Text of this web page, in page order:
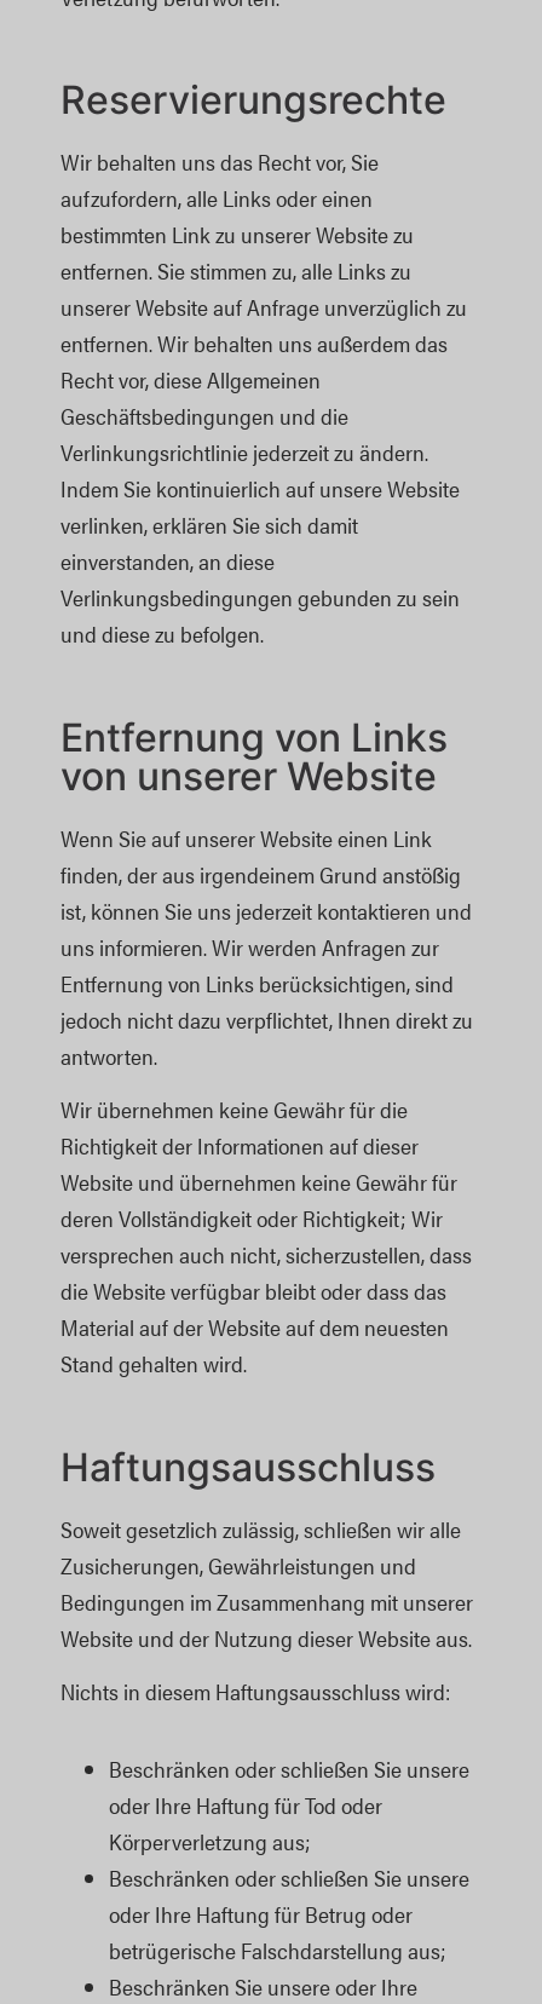
Reservierungsrechte
Wir behalten uns das Recht vor, Sie
aufzufordern, alle Links oder einen
bestimmten Link zu unserer Website zu
entfernen. Sie stimmen zu, alle Links zu
unserer Website auf Anfrage unverzüglich zu
entfernen. Wir behalten uns außerdem das
Recht vor, diese Allgemeinen
Geschäftsbedingungen und die
Verlinkungsrichtlinie jederzeit zu ändern.
Indem Sie kontinuierlich auf unsere Website
verlinken, erklären Sie sich damit
einverstanden, an diese
Verlinkungsbedingungen gebunden zu sein
und diese zu befolgen.
Entfernung von Links
von unserer Website
Wenn Sie auf unserer Website einen Link
finden, der aus irgendeinem Grund anstößig
ist, können Sie uns jederzeit kontaktieren und
uns informieren. Wir werden Anfragen zur
Entfernung von Links berücksichtigen, sind
jedoch nicht dazu verpflichtet, Ihnen direkt zu
antworten.
Wir übernehmen keine Gewähr für die
Richtigkeit der Informationen auf dieser
Website und übernehmen keine Gewähr für
deren Vollständigkeit oder Richtigkeit; Wir
versprechen auch nicht, sicherzustellen, dass
die Website verfügbar bleibt oder dass das
Material auf der Website auf dem neuesten
Stand gehalten wird.
Haftungsausschluss
Soweit gesetzlich zulässig, schließen wir alle
Zusicherungen, Gewährleistungen und
Bedingungen im Zusammenhang mit unserer
Website und der Nutzung dieser Website aus.
Nichts in diesem Haftungsausschluss wird:
Beschränken oder schließen Sie unsere
oder Ihre Haftung für Tod oder
Körperverletzung aus;
Beschränken oder schließen Sie unsere
oder Ihre Haftung für Betrug oder
betrügerische Falschdarstellung aus;
Beschränken Sie unsere oder Ihre